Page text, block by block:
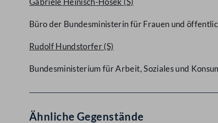
Büro der Bundesministerin für Frauen und
Rudolf Hundstorfer(S)
Bundesministerium für Arbeit, Soziales und
Ähnliche Gegenstände